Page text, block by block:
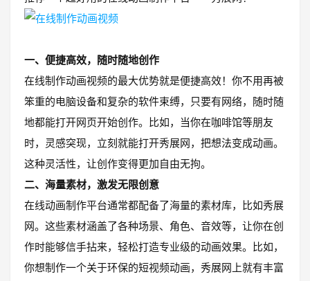
一、便捷高效，随时随地创作
在线制作动画视频的最大优势就是便捷高效！你不用再被
笨重的电脑设备和复杂的软件束缚，只要有网络，随时随
地都能打开网页开始创作。比如，当你在咖啡馆等朋友
时，灵感突现，立刻就能打开秀展网，把想法变成动画。
这种灵活性，让创作变得更加自由无拘。
二、海量素材，激发无限创意
在线动画制作平台通常都配备了海量的素材库，比如秀展
网。这些素材涵盖了各种场景、角色、音效等，让你在创
作时能够信手拈来，轻松打造专业级的动画效果。比如，
你想制作一个关于环保的短视频动画，秀展网上就有丰富